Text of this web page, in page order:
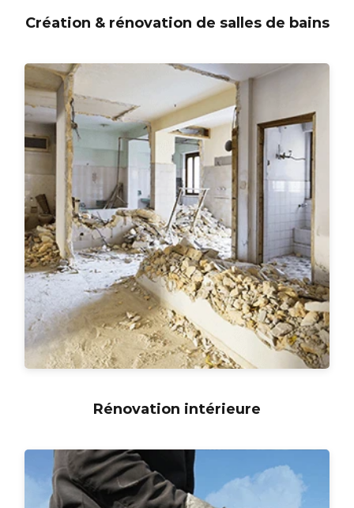
Création & rénovation de salles de bains
Rénovation intérieure